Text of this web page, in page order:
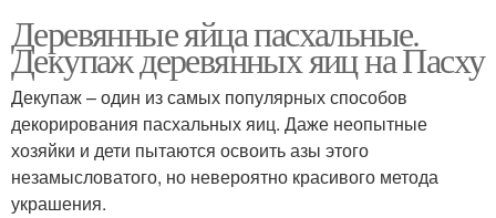
Деревянные яйца пасхальные.
Декупаж деревянных яиц на Пасху
Декупаж – один из самых популярных способов
декорирования пасхальных яиц. Даже неопытные
хозяйки и дети пытаются освоить азы этого
незамысловатого, но невероятно красивого метода
украшения.